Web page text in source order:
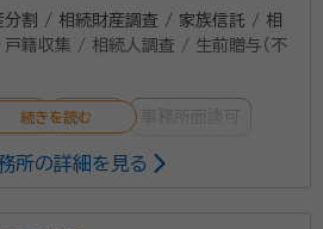
割 / 相続財産調査 / 家族信託 / 相
籍収集 / 相続人調査 / 生前贈与（不
談可 訪問可
所の詳細を見る